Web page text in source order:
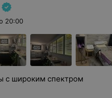
20:00
с широким спектром